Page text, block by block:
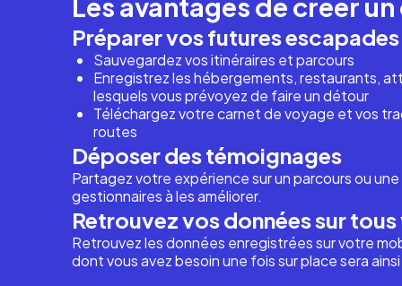
Préparer vos futures escapades
Sauvegardez vos itinéraires et parcours
Enregistrez les hébergements, restaurants,
lesquels vous prévoyez de faire un détour
Téléchargez votre carnet de voyage et vos
routes
Déposer des témoignages
Partagez votre expérience sur un parcours ou
gestionnaires à les améliorer.
Retrouvez vos données sur
Retrouvez les données enregistrées sur votre
dont vous avez besoin une fois sur place sera